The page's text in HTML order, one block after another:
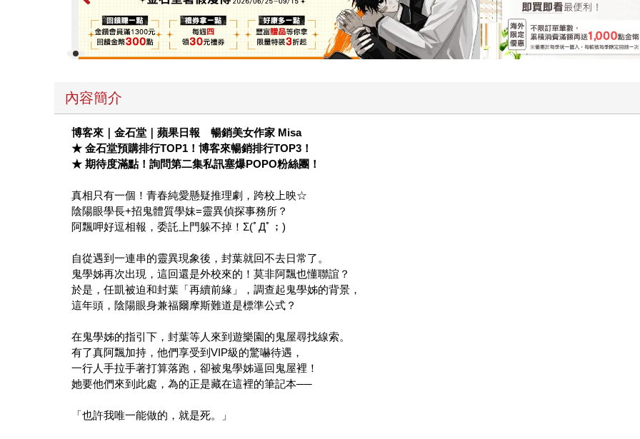
內容簡介
博客來｜金石堂｜蘋果日報 暢銷美女作家 Misa
★ 金石堂預購排行TOP1 ！博客來暢銷排行TOP3 ！
★ 期待度滿點！詢問第二集私訊塞爆POPO粉絲團！
真相只有一個！青春純愛懸疑推理劇，跨校上映☆
陰陽眼學長+招鬼體質學妹=靈異偵探事務所？
阿飄呷好逗相報，委託上門躲不掉！Σ(ﾟДﾟ；)
自從遇到一連串的靈異現象後，封葉就回不去日常了。
鬼學姊再次出現，這回還是外校來的！莫非阿飄也懂聯誼？
於是，任凱被迫和封葉「再續前緣」，調查起鬼學姊的背景，
這年頭，陰陽眼身兼福爾摩斯難道是標準公式？
在鬼學姊的指引下，封葉等人來到遊樂園的鬼屋尋找線索。
有了真阿飄加持，他們享受到VIP級的驚嚇待遇，
一行人手拉手著打算落跑，卻被鬼學姊逼回鬼屋裡！
她要他們來到此處，為的正是藏在這裡的筆記本──
「也許我唯一能做的，就是死。」